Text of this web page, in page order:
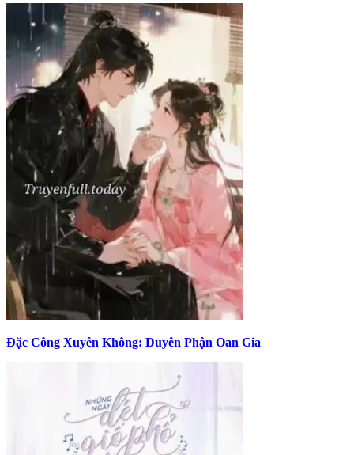
Đặc Công Xuyên Không: Duyên Phận Oan Gia